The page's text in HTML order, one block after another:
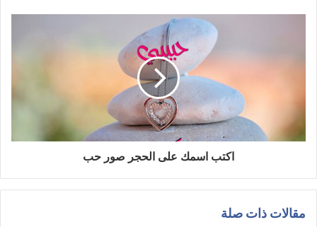
اكتب اسمك على الحجر صور حب
مقالات ذات صلة